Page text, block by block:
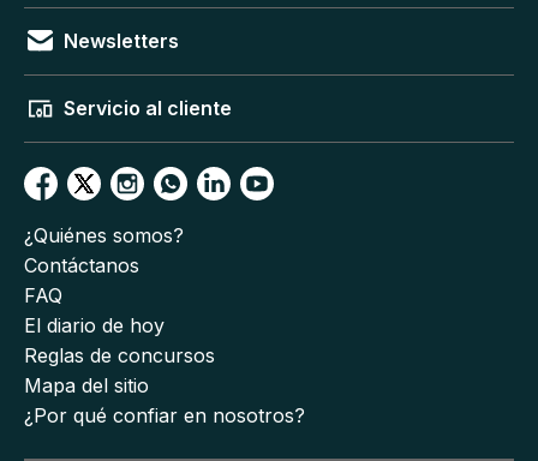
Newsletters
Servicio al cliente
¿Quiénes somos?
Contáctanos
FAQ
El diario de hoy
Reglas de concursos
Mapa del sitio
¿Por qué confiar en nosotros?